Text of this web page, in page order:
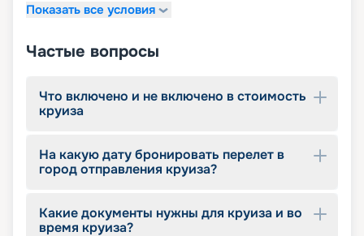
Показать все условия
Частые вопросы
Что включено и не включено в стоимость
круиза
На какую дату бронировать перелет в
город отправления круиза?
Какие документы нужны для круиза и во
время круиза?